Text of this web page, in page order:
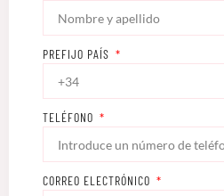
PREFIJO PAÍS
TELÉFONO
CORREO ELECTRÓNICO